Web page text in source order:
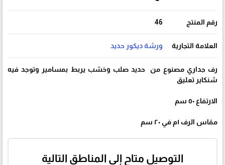
رقم المنتج 46
العلامة التجارية ورشة ديكور حديد
رف جداري مصنوع من حديد صلب وخشب يربط بمسامير وتوجد فيه
شنكاير تعليق
الارتفاع ٥٠ سم
مقاس الرف ١م في ٢٠ سم
التوصيل متاح إلى المناطق التالية